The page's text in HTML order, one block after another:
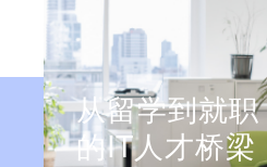
从留学到就
的IT人才桥梁